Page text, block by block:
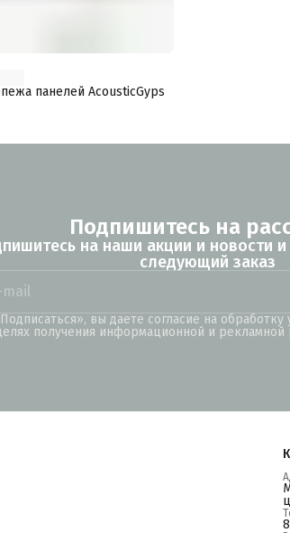
панелей AcousticGyps
Подпишитесь на
на наши акции и новости и
следующий заказ
вы даете согласие на
получения информационной и рекламной